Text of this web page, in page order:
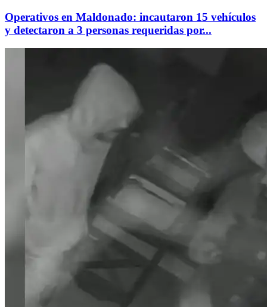
Operativos en Maldonado: incautaron 15 vehículos
y detectaron a 3 personas requeridas por...